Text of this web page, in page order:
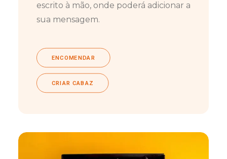
escrito à mão, onde poderá adicionar a
sua mensagem.
ENCOMENDAR
CRIAR CABAZ